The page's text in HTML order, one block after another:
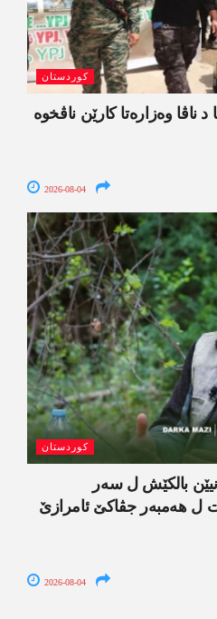
کوردستان
د ناڤا وەزارەتا کارێن ناڤخوە
2026-08-04
کوردستان
بالکێش ل سەر
ل ھەمبەر جڤاکێ ئامرازێ
2026-08-04